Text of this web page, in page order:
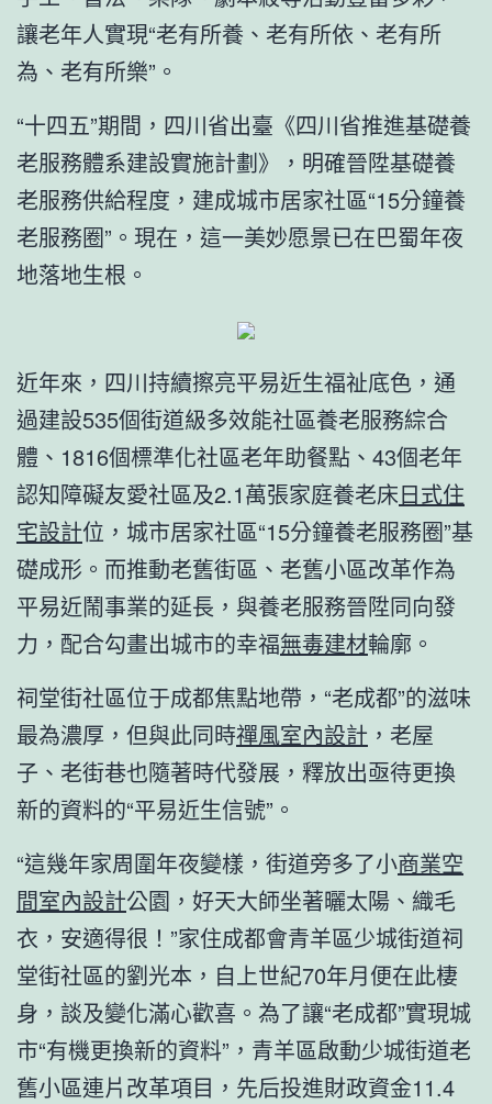
讓老年人實現“老有所養、老有所依、老有所
為、老有所樂”。
“十四五”期間，四川省出臺《四川省推進基礎養
老服務體系建設實施計劃》，明確晉陞基礎養
老服務供給程度，建成城市居家社區“15分鐘養
老服務圈”。現在，這一美妙愿景已在巴蜀年夜
地落地生根。
近年來，四川持續擦亮平易近生福祉底色，通
過建設535個街道級多效能社區養老服務綜合
體、1816個標準化社區老年助餐點、43個老年
認知障礙友愛社區及2.1萬張家庭養老床日式住
宅設計位，城市居家社區“15分鐘養老服務圈”基
礎成形。而推動老舊街區、老舊小區改革作為
平易近鬧事業的延長，與養老服務晉陞同向發
力，配合勾畫出城市的幸福無毒建材輪廓。
祠堂街社區位于成都焦點地帶，“老成都”的滋味
最為濃厚，但與此同時禪風室內設計 ，老屋
子、老街巷也隨著時代發展，釋放出亟待更換
新的資料的“平易近生信號”。
“這幾年家周圍年夜變樣，街道旁多了小商業空
間室內設計公園，好天大師坐著曬太陽、織毛
衣，安適得很！”家住成都會青羊區少城街道祠
堂街社區的劉光本，自上世紀70年月便在此棲
身，談及變化滿心歡喜。為了讓“老成都”實現城
市“有機更換新的資料”，青羊區啟動少城街道老
舊小區連片改革項目，先后投進財政資金11.4